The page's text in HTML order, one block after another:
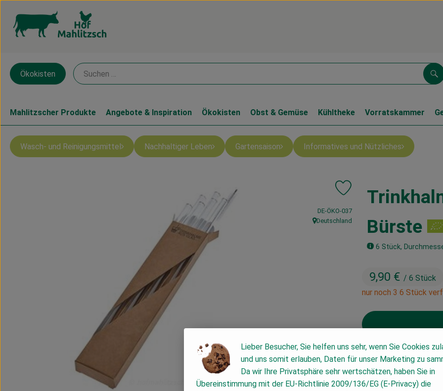
Ökokisten
Mahlitzscher Produkte Angebote & Inspiration Ökokisten Obst & Gemüse Kühltheke Vorratskammer
Wasch- und Reinigungsmittel Nachhaltiger Leben Gartensaison Informatives und Nützliches
Bürste
6 Stück,
9,90 € / 6 Stück
nur noch 3 6 Stück
Produkt zu Favouriten hinzufügen
, Kontrollstelle:
DE-ÖKO-037
, Herkunft:
Deutschland
#63841 9,90 €/ 6 Stück
Lieber Besucher, Sie helfen uns sehr, wenn Sie Cookies
und uns somit erlauben, Daten für unser Marketing zu
Da wir Ihre Privatsphäre sehr wertschätzen, haben Sie in
Übereinstimmung mit der EU-Richtlinie 2009/136/EG (E-Privacy) die